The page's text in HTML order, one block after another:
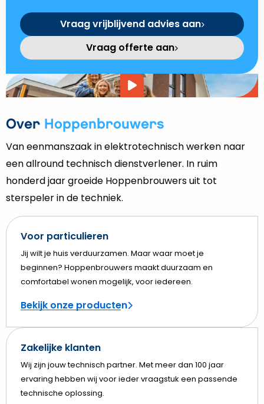
Vraag vrijblijvend advies aan
Vraag offerte aan
Over Hoppenbrouwers
Van eenmanszaak in elektrotechnisch werken naar
een allround technisch dienstverlener. In ruim
honderd jaar groeide Hoppenbrouwers uit tot
sterspeler in de techniek.
Voor particulieren
Jij wilt je huis verduurzamen. Maar waar moet je
beginnen? Hoppenbrouwers maakt duurzaam en
comfortabel wonen mogelijk, voor iedereen.
Bekijk onze producten
Zakelijke klanten
Wij zijn jouw technisch partner. Met meer dan 100 jaar
ervaring hebben wij voor ieder vraagstuk een passende
technische oplossing.
Video